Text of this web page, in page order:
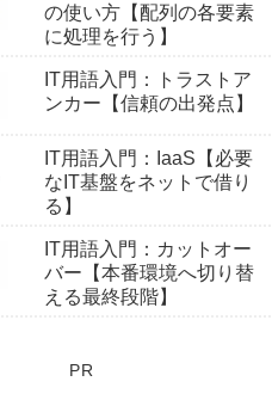
の使い方【配列の各要素
に処理を行う】
IT用語入門：トラストア
ンカー【信頼の出発点】
IT用語入門：IaaS【必要
なIT基盤をネットで借り
る】
IT用語入門：カットオー
バー【本番環境へ切り替
える最終段階】
PR